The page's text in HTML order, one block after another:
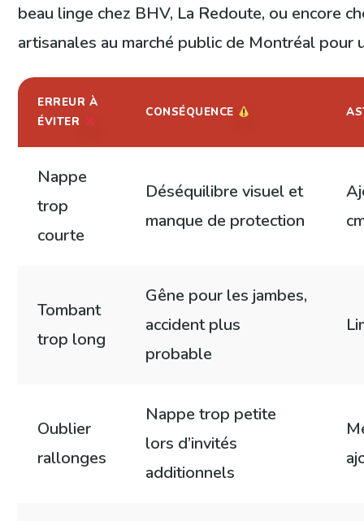
beau linge chez BHV, La Redoute, ou encore
artisanales au marché public de Montréal pour
ERREUR À
ÉVITER
CONSÉQUENCE
Nappe
trop
courte
Déséquilibre visuel et
manque de protection
Tombant
trop long
Gêne pour les jambes,
accident plus
probable
Oublier
rallonges
Nappe trop petite
lors d’invités
additionnels